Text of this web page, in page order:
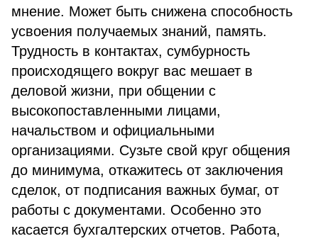
мнение. Может быть снижена способность
усвоения получаемых знаний, память.
Трудность в контактах, сумбурность
происходящего вокруг вас мешает в
деловой жизни, при общении с
высокопоставленными лицами,
начальством и официальными
организациями. Сузьте свой круг общения
до минимума, откажитесь от заключения
сделок, от подписания важных бумаг, от
работы с документами. Особенно это
касается бухгалтерских отчетов. Работа,